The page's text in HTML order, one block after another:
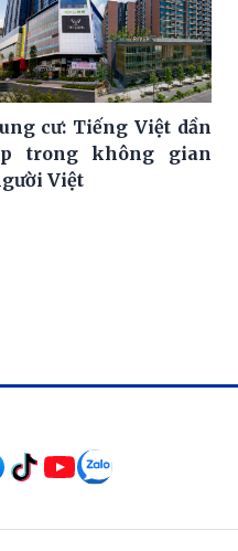
cư: Tiếng Việt dần
trong không gian
Việt